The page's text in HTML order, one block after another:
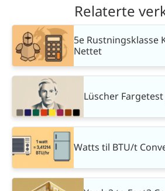
Relaterte
5e Rustningsklasse
Nettet
Lüscher
Watts til BTU/t